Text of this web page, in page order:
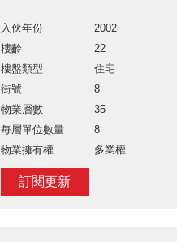
入伙年份
2002
樓齡
22
樓盤類型
住宅
街號
8
物業層數
35
每層單位數量
8
物業擁有權
多業權
訂閱更新